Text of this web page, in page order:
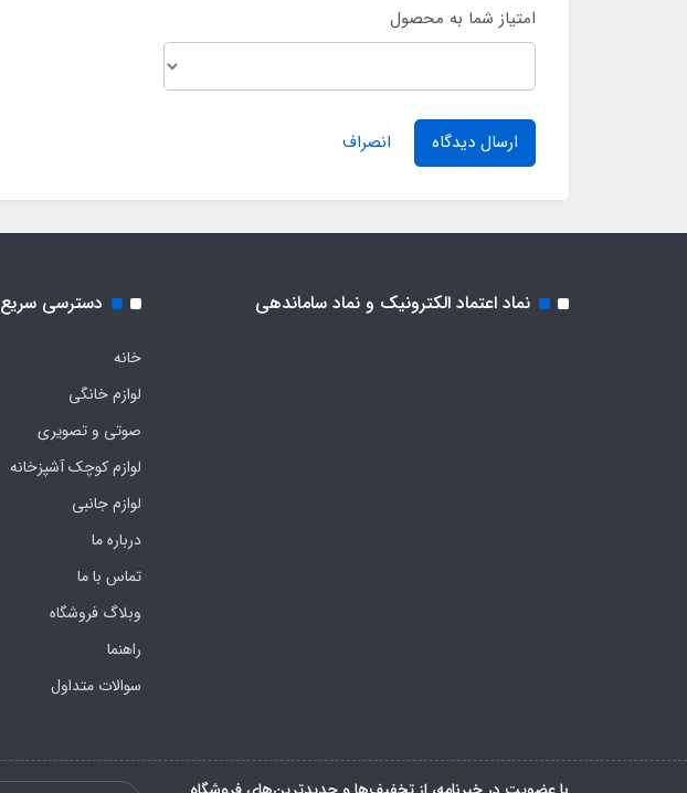
امتیاز شما به محصول
ارسال دیدگاه انصراف
نماد اعتماد الکترونیک و نماد ساماندهی دسترسی سریع
خانه
لوازم خانگی
صوتی و تصویری
لوازم کوچک آشپزخانه
لوازم جانبی
درباره ما
تماس با ما
وبلاگ فروشگاه
راهنما
سوالات متداول